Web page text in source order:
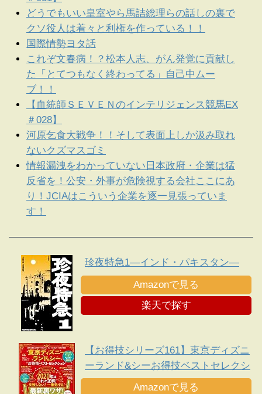
どうでもいい皇室やら馬詰総理らの話しの裏で
クソ役人は着々と利権を作っている！！
国際情勢ヨタ話
これぞ文春病！？松本人志、がん発覚に貢献し
た「とてつもなく終わってる」自己中ムー
ブ！！
【血統師ＳＥＶＥＮのインテリジェンス競馬EX
＃028】
河原乞食大戦争！！そして表面上しか汲み取れ
ないクズマスゴミ
情報漏洩をわかっていない日本政府・企業は猛
反省を！公安・外事が危険視する会社ここにあ
り！JCIAはこういう企業を逐一見張っていま
す！
珍夜特急1―インド・パキスタン―
Amazonで見る
楽天で探す
【お得技シリーズ161】東京ディズニ
ーランド&シーお得技ベストセレクシ
ョン
Amazonで見る